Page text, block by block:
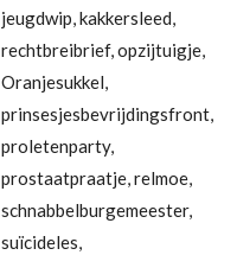
jeugdwip, kakkersleed,
rechtbreibrief, opzijtuigje,
Oranjesukkel,
prinsesjesbevrijdingsfront,
proletenparty,
prostaatpraatje, relmoe,
schnabbelburgemeester,
suïcideles,